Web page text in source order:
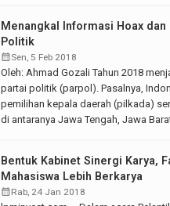
Penunjang Profesionalitas”. Kamis,
selaku ketua panitia mengungkapkan
bertujuan untuk membantu para […]
Menangkal Informasi Hoax dan
Politik
calendar_monthSen, 5 Feb 2018
Oleh: Ahmad Gozali Tahun 2018
partai politik (parpol). Pasalnya,
pemilihan kepala daerah (pilkada)
di antaranya Jawa Tengah, Jawa
pada 2019 dengan adanya pemilihan
Bentuk Kabinet Sinergi Karya,
Mahasiswa Lebih Berkarya
calendar_monthRab, 24 Jan 2018